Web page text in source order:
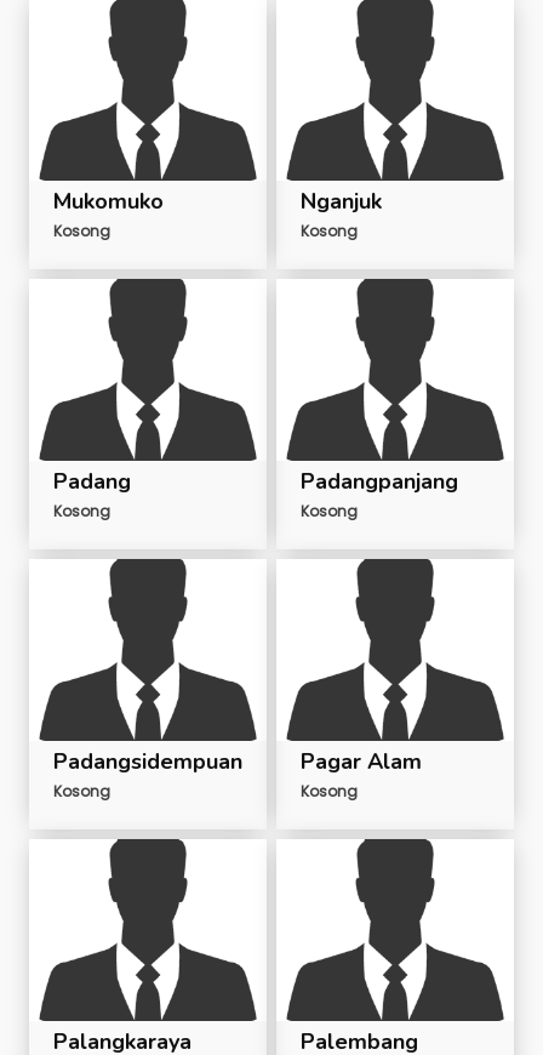
Mukomuko
Kosong
Nganjuk
Kosong
Padang
Kosong
Padangpanjang
Kosong
Padangsidempuan
Kosong
Pagar Alam
Kosong
Palangkaraya Palembang